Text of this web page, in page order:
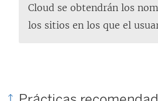
Cloud se obtendrán los
los sitios en los que el